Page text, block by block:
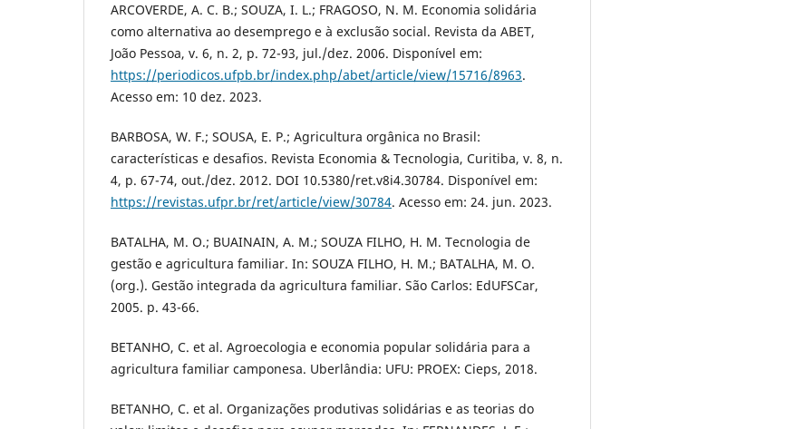
ARCOVERDE, A. C. B.; SOUZA, I. L.; FRAGOSO, N. M. Economia solidária
como alternativa ao desemprego e à exclusão social. Revista da ABET,
João Pessoa, v. 6, n. 2, p. 72-93, jul./dez. 2006. Disponível em:
https://periodicos.ufpb.br/index.php/abet/article/view/15716/8963.
Acesso em: 10 dez. 2023.
BARBOSA, W. F.; SOUSA, E. P.; Agricultura orgânica no Brasil:
características e desafios. Revista Economia & Tecnologia, Curitiba, v. 8, n.
4, p. 67-74, out./dez. 2012. DOI 10.5380/ret.v8i4.30784. Disponível em:
https://revistas.ufpr.br/ret/article/view/30784. Acesso em: 24. jun. 2023.
BATALHA, M. O.; BUAINAIN, A. M.; SOUZA FILHO, H. M. Tecnologia de
gestão e agricultura familiar. In: SOUZA FILHO, H. M.; BATALHA, M. O.
(org.). Gestão integrada da agricultura familiar. São Carlos: EdUFSCar,
2005. p. 43-66.
BETANHO, C. et al. Agroecologia e economia popular solidária para a
agricultura familiar camponesa. Uberlândia: UFU: PROEX: Cieps, 2018.
BETANHO, C. et al. Organizações produtivas solidárias e as teorias do